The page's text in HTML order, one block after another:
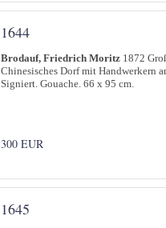
1644
Brodauf, Friedrich Moritz 1872
Chinesisches Dorf mit Handwerkern
Signiert. Gouache. 66 x 95 cm.
300 EUR
1645